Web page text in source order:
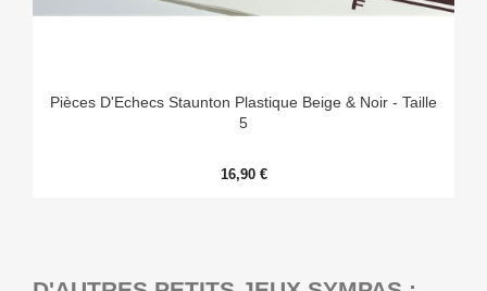
Pièces D'Echecs Staunton Plastique Beige & Noir - Taille
5
16,90 €